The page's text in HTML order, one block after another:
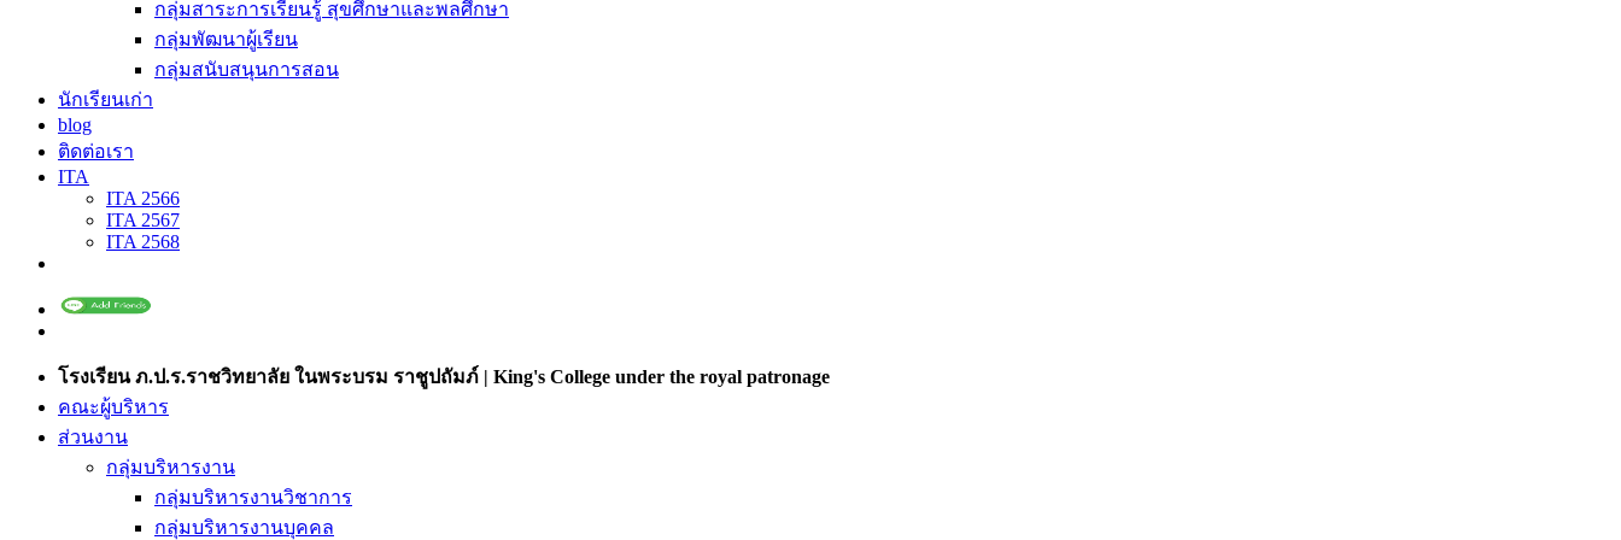
กลุ่มสาระการเรียนรู้ สุขศึกษาและพลศึกษา
กลุ่มพัฒนาผู้เรียน
กลุ่มสนับสนุนการสอน
นักเรียนเก่า
blog
ติดต่อเรา
ITA
ITA 2566
ITA 2567
ITA 2568
โรงเรียน ภ.ป.ร.ราชวิทยาลัย ในพระบรม ราชูปถัมภ์ | King's College under the royal patronage
คณะผู้บริหาร
ส่วนงาน
กลุ่มบริหารงาน
กลุ่มบริหารงานวิชาการ
กลุ่มบริหารงานบุคคล